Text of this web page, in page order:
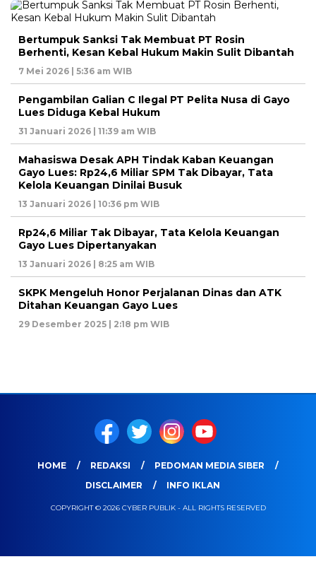
Bertumpuk Sanksi Tak Membuat PT Rosin
Berhenti, Kesan Kebal Hukum Makin Sulit Dibantah
7 Mei 2026 | 5:36 am WIB
Pengambilan Galian C Ilegal PT Pelita Nusa di Gayo
Lues Diduga Kebal Hukum
31 Januari 2026 | 11:39 am WIB
Mahasiswa Desak APH Tindak Kaban Keuangan
Gayo Lues: Rp24,6 Miliar SPM Tak Dibayar, Tata
Kelola Keuangan Dinilai Busuk
13 Januari 2026 | 10:36 pm WIB
Rp24,6 Miliar Tak Dibayar, Tata Kelola Keuangan
Gayo Lues Dipertanyakan
13 Januari 2026 | 8:25 am WIB
SKPK Mengeluh Honor Perjalanan Dinas dan ATK
Ditahan Keuangan Gayo Lues
29 Desember 2025 | 2:18 pm WIB
HOME REDAKSI
PEDOMAN MEDIA SIBER
DISCLAIMER
INFO IKLAN
COPYRIGHT © 2026 CYBER PUBLIK - ALL RIGHTS RESERVED